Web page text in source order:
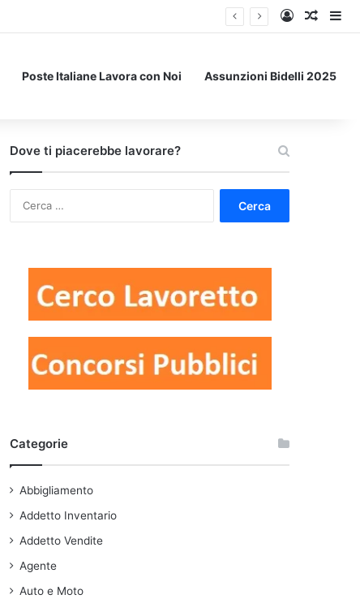
Accedi
Un
Poste Italiane Lavora con Noi Assunzioni Bidelli 2025
Dove ti piacerebbe lavorare?
Categorie
Abbigliamento
Addetto Inventario
Addetto Vendite
Agente
Auto e Moto